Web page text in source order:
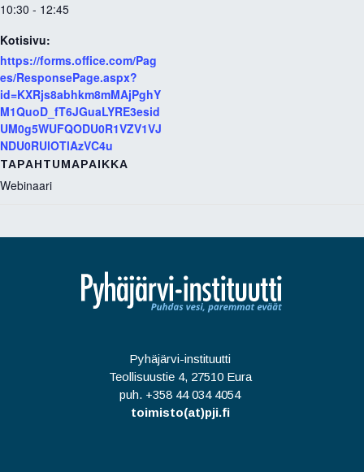
10:30 - 12:45
Kotisivu:
https://forms.office.com/Pag
es/ResponsePage.aspx?
id=KXRjs8abhkm8mMAjPghY
M1QuoD_fT6JGuaLYRE3esid
UM0g5WUFQODU0R1VZV1VJ
NDU0RUlOTlAzVC4u
TAPAHTUMAPAIKKA
Webinaari
Pyhäjärvi-instituutti
Teollisuustie 4, 27510 Eura
puh. +358 44 034 4054
toimisto(at)pji.fi